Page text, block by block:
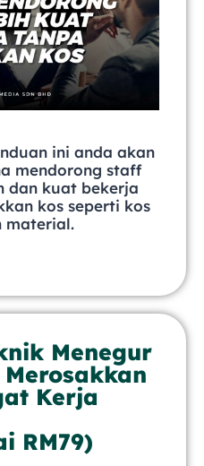
ini anda akan
mendorong staff
dan kuat bekerja
kos seperti kos
material.
Menegur
Kerja
RM79)